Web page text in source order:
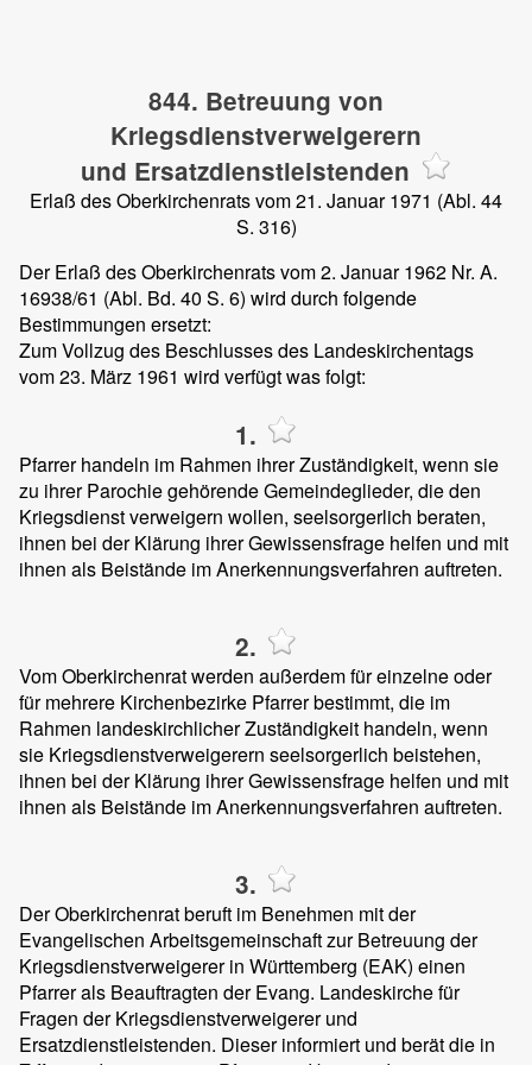
844. Betreuung von
Kriegsdienstverweigerern
und Ersatzdienstleistenden
Erlaß des Oberkirchenrats vom 21. Januar 1971 (Abl. 44
S. 316)
Der Erlaß des Oberkirchenrats vom 2. Januar 1962 Nr. A.
16938/61 (Abl. Bd. 40 S. 6) wird durch folgende
Bestimmungen ersetzt:
Zum Vollzug des Beschlusses des Landeskirchentags
vom 23. März 1961 wird verfügt was folgt:
1.
Pfarrer handeln im Rahmen ihrer Zuständigkeit, wenn sie
zu ihrer Parochie gehörende Gemeindeglieder, die den
Kriegsdienst verweigern wollen, seelsorgerlich beraten,
ihnen bei der Klärung ihrer Gewissensfrage helfen und mit
ihnen als Beistände im Anerkennungsverfahren auftreten.
2.
Vom Oberkirchenrat werden außerdem für einzelne oder
für mehrere Kirchenbezirke Pfarrer bestimmt, die im
Rahmen landeskirchlicher Zuständigkeit handeln, wenn
sie Kriegsdienstverweigerern seelsorgerlich beistehen,
ihnen bei der Klärung ihrer Gewissensfrage helfen und mit
ihnen als Beistände im Anerkennungsverfahren auftreten.
3.
Der Oberkirchenrat beruft im Benehmen mit der
Evangelischen Arbeitsgemeinschaft zur Betreuung der
Kriegsdienstverweigerer in Württemberg (EAK) einen
Pfarrer als Beauftragten der Evang. Landeskirche für
Fragen der Kriegsdienstverweigerer und
Ersatzdienstleistenden. Dieser informiert und berät die in